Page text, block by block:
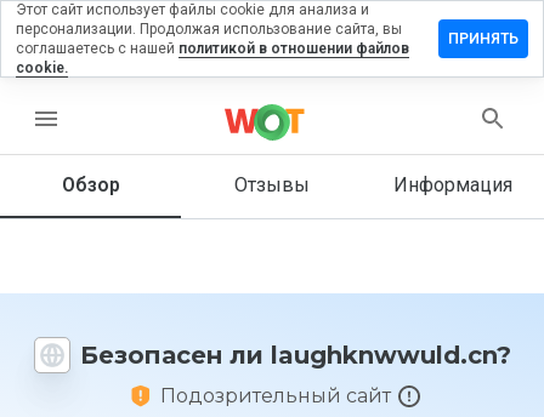
menu
Обзор Отзывы Информация
Безопасен ли laughknwwuld.cn?
Подозрительный сайт
на
Как бы
этот
1 до 5?
Этот сайт использует файлы cookie для анализа и
персонализации. Продолжая использование сайта, вы
соглашаетесь с нашей политикой в отношении файлов
cookie.
ПРИНЯТЬ